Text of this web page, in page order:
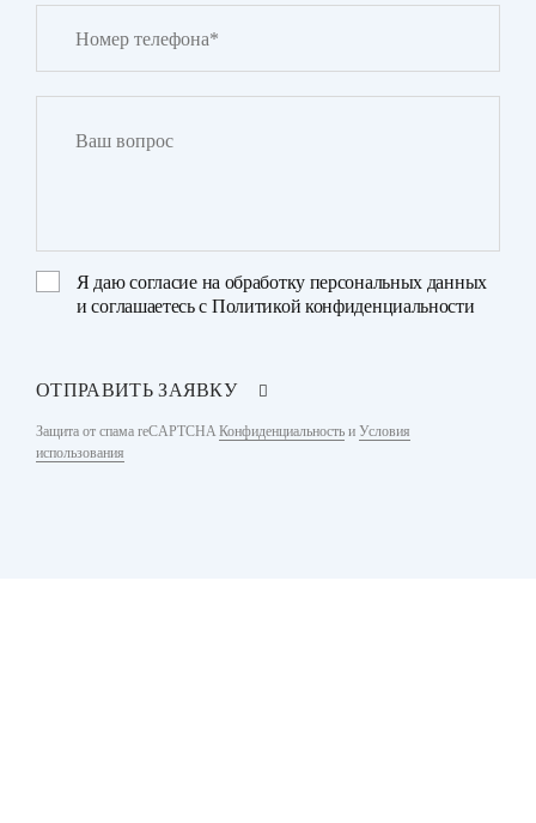
Я даюсогласие на обработку персональных данных
и соглашаетесь с Политикой конфиденциальности
ОТПРАВИТЬ ЗАЯВКУ
Защита от спама reCAPTCHAКонфиденциальность и Условия
использования